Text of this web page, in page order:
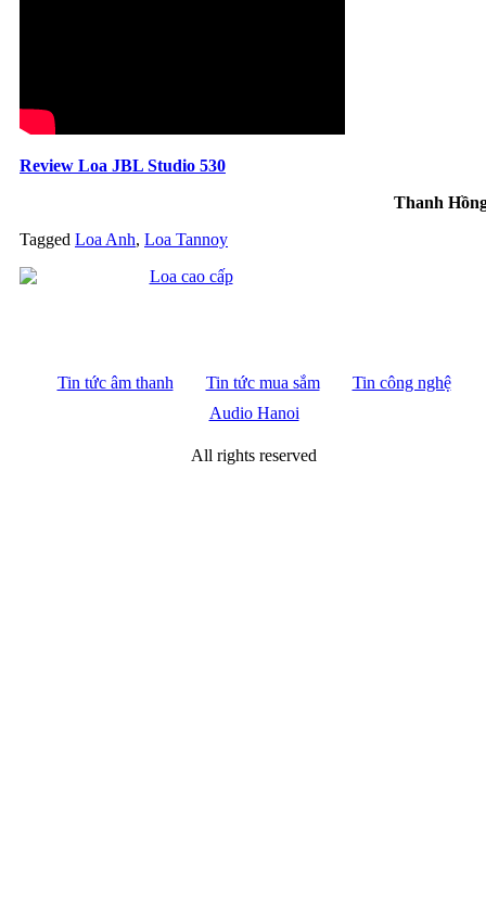
Review Loa JBL Studio 530
Thanh
Tagged Loa Anh, Loa Tannoy
Tin tức âm thanh Tin tức mua sắm
Tin công nghệ
Audio Hanoi
All rights reserved